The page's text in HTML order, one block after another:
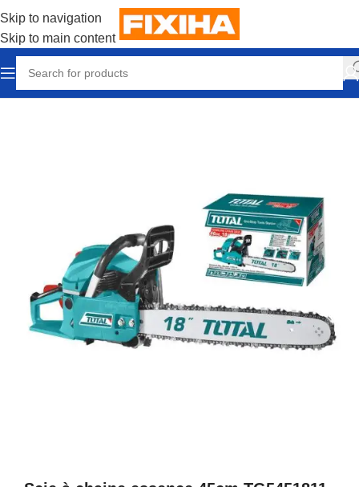
Skip to navigation
Skip to main content
/ Outillages & Equipements Tronçonneuse